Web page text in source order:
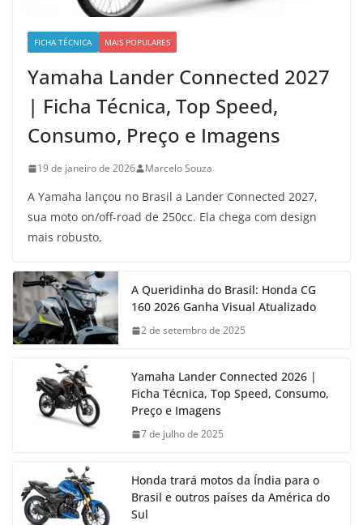
FICHA TÉCNICA MAIS POPULARES
Yamaha Lander Connected 2027
| Ficha Técnica, Top Speed,
Consumo, Preço e Imagens
19 de janeiro de 2026 Marcelo Souza
A Yamaha lançou no Brasil a Lander Connected 2027,
sua moto on/off-road de 250cc. Ela chega com design
mais robusto,
A Queridinha do Brasil: Honda CG
160 2026 Ganha Visual Atualizado
2 de setembro de 2025
Yamaha Lander Connected 2026 |
Ficha Técnica, Top Speed, Consumo,
Preço e Imagens
7 de julho de 2025
Honda trará motos da Índia para o
Brasil e outros países da América do
Sul